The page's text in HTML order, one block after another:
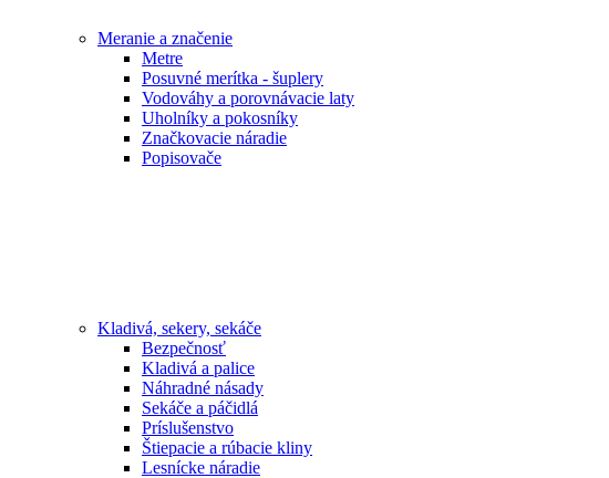
Meranie a značenie
Metre
Posuvné merítka - šuplery
Vodováhy a porovnávacie laty
Uholníky a pokosníky
Značkovacie náradie
Popisovače
Kladivá, sekery, sekáče
Bezpečnosť
Kladivá a palice
Náhradné násady
Sekáče a páčidlá
Príslušenstvo
Štiepacie a rúbacie kliny
Lesnícke náradie